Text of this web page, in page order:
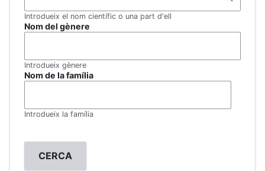
Introdueix el nom científic o una part d'ell
Nom del gènere
Introdueix gènere
Nom de la família
Introdueix la família